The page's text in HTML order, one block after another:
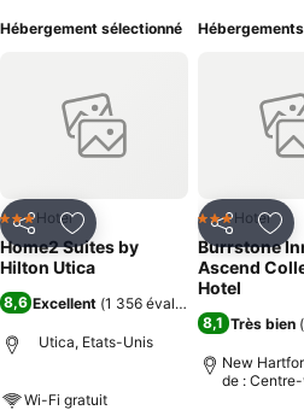
Hébergement sélectionné
PartagerAjouter à mes favoris
3 ÉtoilesHotel
Home2 Suites by
Hilton Utica
8,6 Excellent (1 356 évaluations
Utica, Etats-Unis
Wi-Fi gratuit
Partager
3 ÉtoilesHotel
Burrstone
Ascend
Hotel
8,1 Très bien (
New
de :